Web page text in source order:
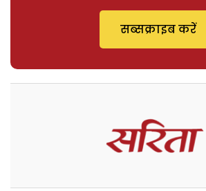
सब्सक्राइब करें